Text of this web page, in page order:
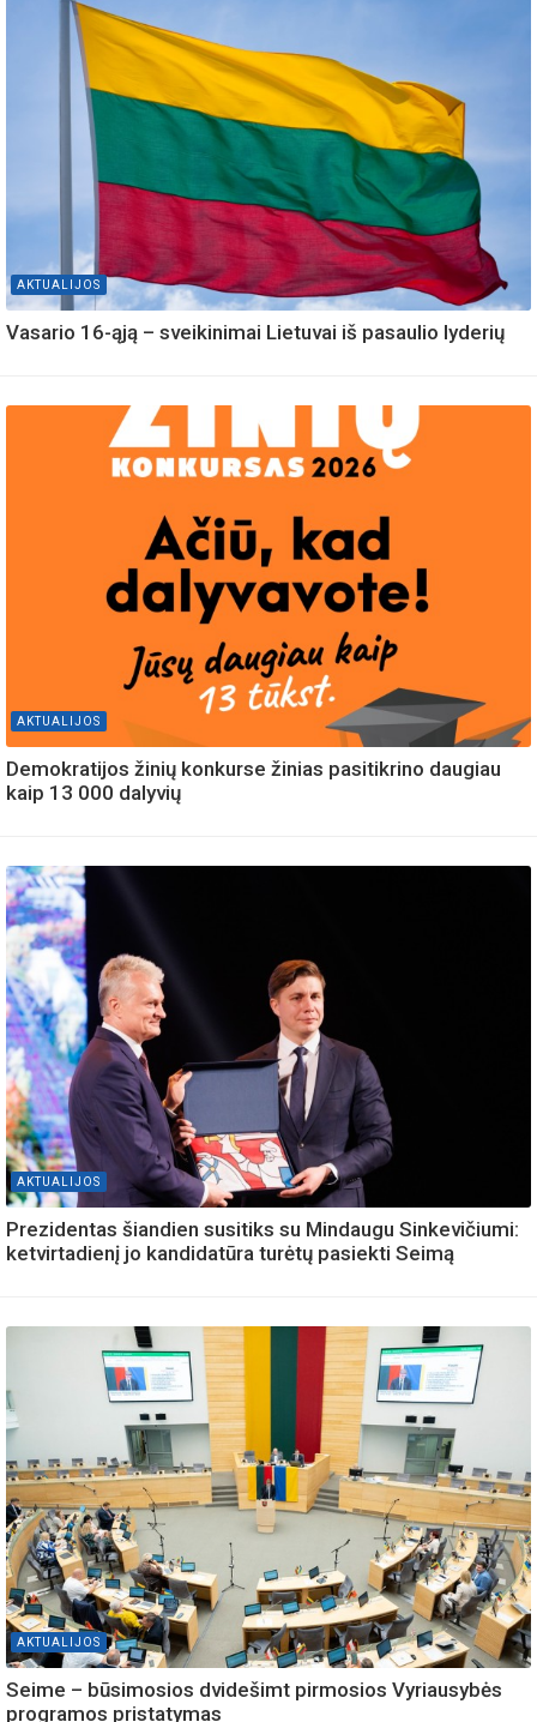
AKTUALIJOS
Vasario 16-ąją – sveikinimai Lietuvai iš pasaulio lyderių
AKTUALIJOS
Demokratijos žinių konkurse žinias pasitikrino daugiau
kaip 13 000 dalyvių
AKTUALIJOS
Prezidentas šiandien susitiks su Mindaugu Sinkevičiumi:
ketvirtadienį jo kandidatūra turėtų pasiekti Seimą
AKTUALIJOS
Seime – būsimosios dvidešimt pirmosios Vyriausybės
programos pristatymas